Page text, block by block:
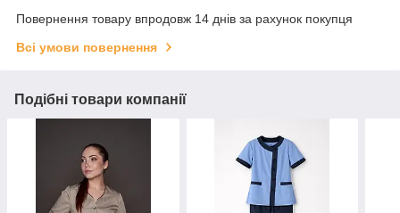
Повернення товару впродовж 14 днів за рахунок покупця
Всі умови повернення
Подібні товари компанії